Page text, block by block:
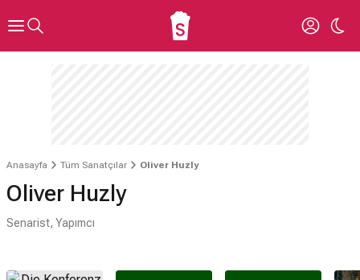
Anasayfa Tüm Sanatçılar Oliver Huzly
Oliver Huzly
Senarist, Yapımcı